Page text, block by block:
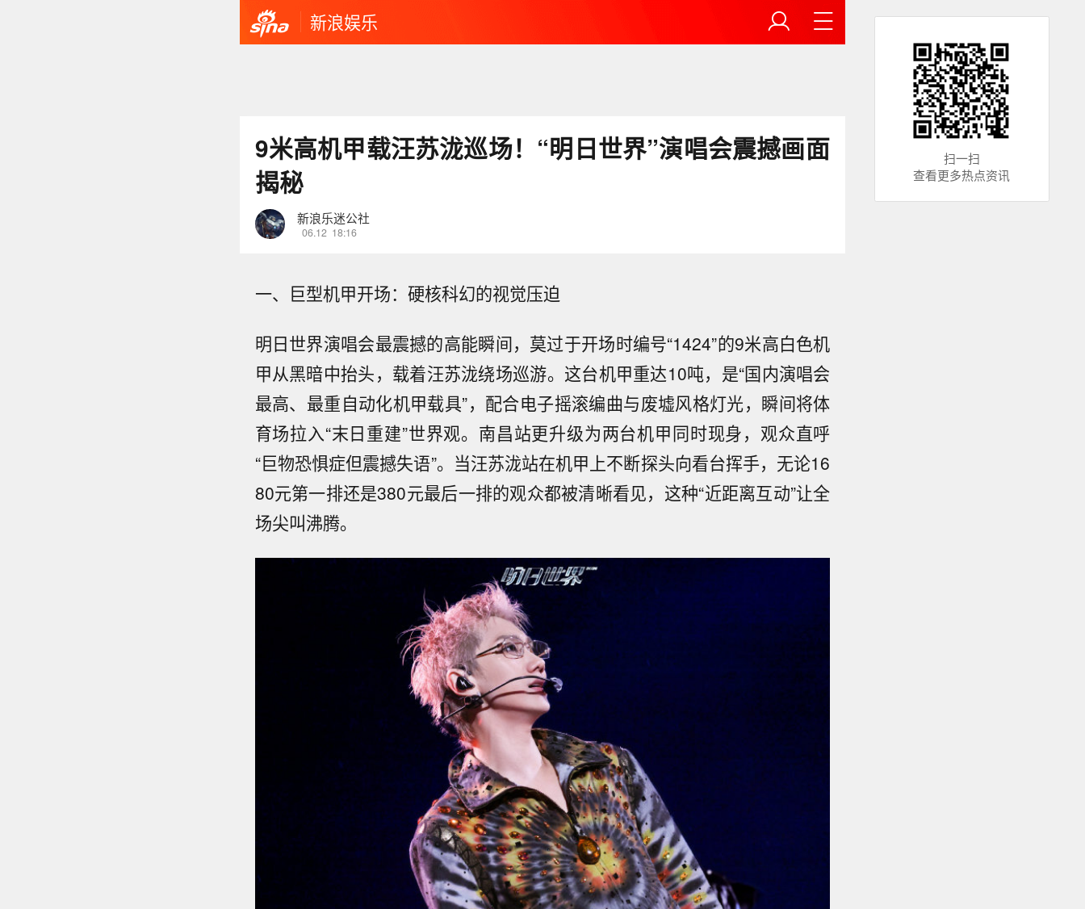
新浪娱乐
9米高机甲载汪苏泷巡场！“明日世界”演唱会震撼画面
揭秘
新浪乐迷公社
06.12 18:16
一、巨型机甲开场：硬核科幻的视觉压迫
明日世界演唱会最震撼的高能瞬间，莫过于开场时编号“1424”的9米高白色机
甲从黑暗中抬头，载着汪苏泷绕场巡游。这台机甲重达10吨，是“国内演唱会
最高、最重自动化机甲载具”，配合电子摇滚编曲与废墟风格灯光，瞬间将体
育场拉入“末日重建”世界观。南昌站更升级为两台机甲同时现身，观众直呼
“巨物恐惧症但震撼失语”。当汪苏泷站在机甲上不断探头向看台挥手，无论16
80元第一排还是380元最后一排的观众都被清晰看见，这种“近距离互动”让全
场尖叫沸腾。
扫一扫
查看更多热点资讯